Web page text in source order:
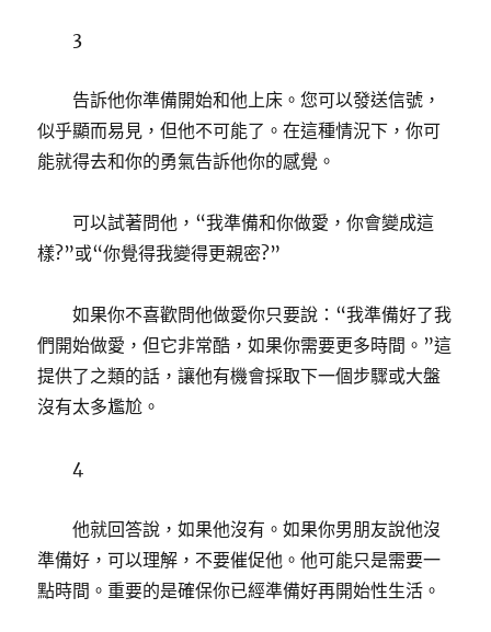
3
告訴他你準備開始和他上床。您可以發送信號，
似乎顯而易見，但他不可能了。在這種情況下，你可
能就得去和你的勇氣告訴他你的感覺。
可以試著問他，“我準備和你做愛，你會變成這
樣?”或“你覺得我變得更親密?”
如果你不喜歡問他做愛你只要說：“我準備好了我
們開始做愛，但它非常酷，如果你需要更多時間。”這
提供了之類的話，讓他有機會採取下一個步驟或大盤
沒有太多尷尬。
4
他就回答說，如果他沒有。如果你男朋友說他沒
準備好，可以理解，不要催促他。他可能只是需要一
點時間。重要的是確保你已經準備好再開始性生活。